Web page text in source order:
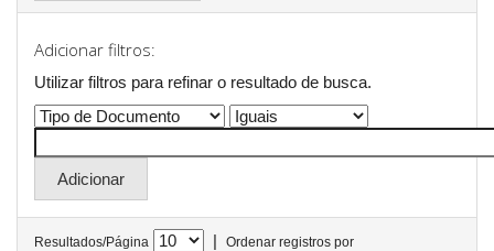
Adicionar filtros:
Utilizar filtros para refinar o resultado de busca.
Resultados/Página |
Ordenar registros por